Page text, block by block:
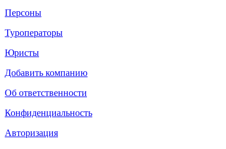
Персоны
Туроператоры
Юристы
Добавить компанию
Об ответственности
Конфиденциальность
Авторизация